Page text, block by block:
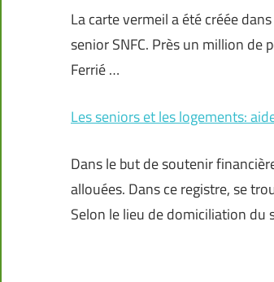
La carte vermeil a été créée
senior SNFC. Près un million de
Ferrié …
Les seniors et les logements:
Dans le but de soutenir
allouées. Dans ce registre, se
Selon le lieu de domiciliation du